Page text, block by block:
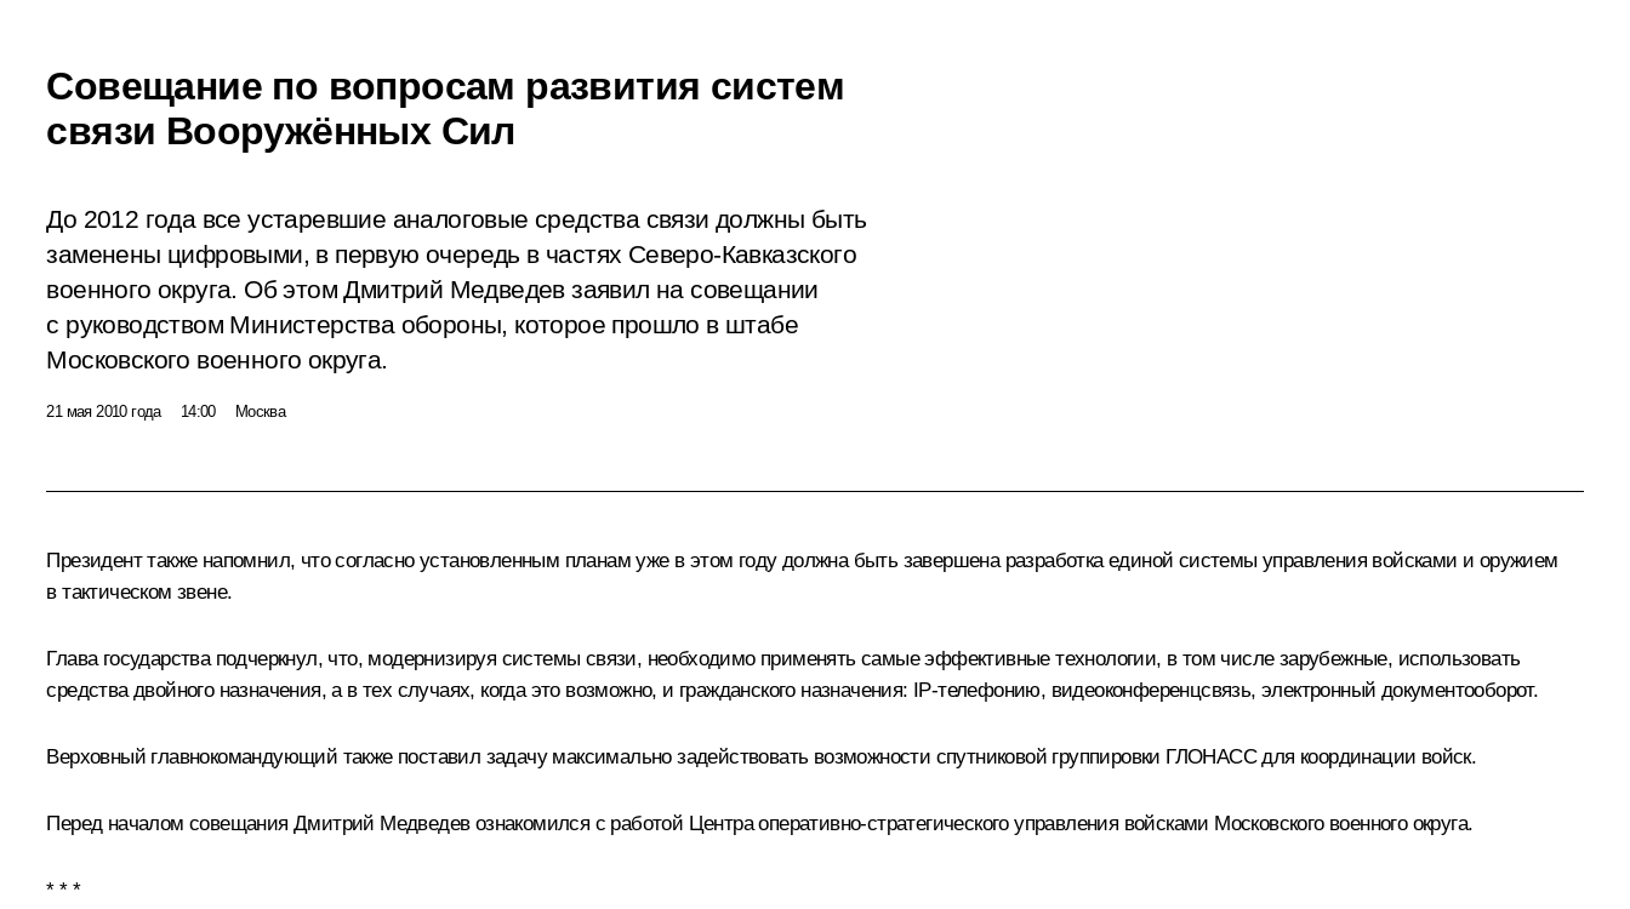
Совещание по вопросам развития систем
связи Вооружённых Сил
До 2012 года все устаревшие аналоговые средства связи должны быть
заменены цифровыми, в первую очередь в частях Северо-Кавказского
военного округа. Об этом Дмитрий Медведев заявил на совещании
с руководством Министерства обороны, которое прошло в штабе
Московского военного округа.
21 мая 2010 года 14:00 Москва
Президент также напомнил, что согласно установленным планам уже в этом году должна быть завершена разработка единой системы управления войсками и оружием
в тактическом звене.
Глава государства подчеркнул, что, модернизируя системы связи, необходимо применять самые эффективные технологии, в том числе зарубежные, использовать
средства двойного назначения, а в тех случаях, когда это возможно, и гражданского назначения: IP-телефонию, видеоконференцсвязь, электронный документооборот.
Верховный главнокомандующий также поставил задачу максимально задействовать возможности спутниковой группировки ГЛОНАССдля координации войск.
Перед началом совещания Дмитрий Медведев ознакомился с работой Центра оперативно-стратегического управления войсками Московского военного округа.
* * *